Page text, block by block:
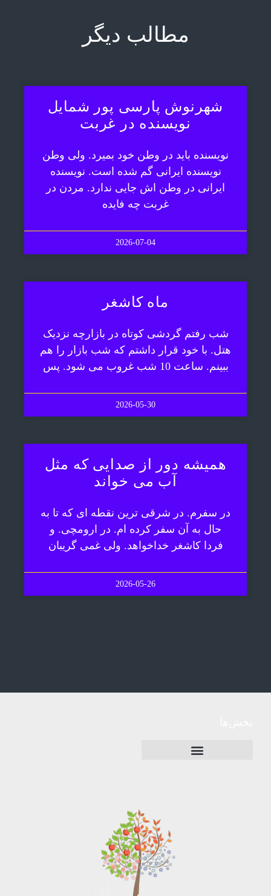
مطالب دیگر
شهرنوش پارسی پور شمایل
نویسنده در غربت
نویسنده باید در وطن خود بمیرد. ولی وطن
نویسنده ایرانی گم شده است. نویسنده
ایرانی در وطن اش جایی ندارد. مردن در
غربت چه فایده
2026-07-04
ماه کاشغر
شب رفتم گردشی کوتاه در بازارچه نزدیک
هتل. با خود قرار داشتم که شب بازار را هم
ببینم. ساعت 10 شب غروب می شود. پس
2026-05-30
همیشه دور از صدایی که مثل
آب می خواند
در سفرم. در شرقی ترین نقطه ای که تا به
حال به آن سفر کرده ام. در ارومچی. و
فردا کاشغر خداخواهد. ولی غمی گریبان
2026-05-26